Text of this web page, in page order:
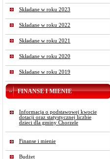
Składane w roku 2023
Składane w roku 2022
Składane w roku 2021
Składane w roku 2020
Składane w roku 2019
FINANSE I MIENIE
Informacja o podstawowej kwocie
dotacji oraz statystycznej liczbie
dzieci dla gminy Chorzele
Finanse i mienie
Budżet